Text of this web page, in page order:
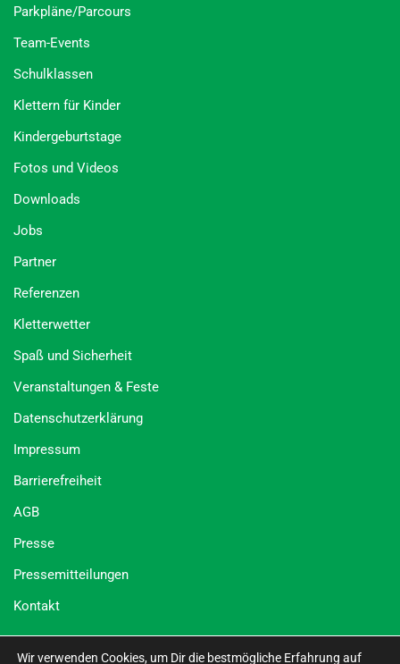
Parkpläne/Parcours
Team-Events
Schulklassen
Klettern für Kinder
Kindergeburtstage
Fotos und Videos
Downloads
Jobs
Partner
Referenzen
Kletterwetter
Spaß und Sicherheit
Veranstaltungen & Feste
Datenschutzerklärung
Impressum
Barrierefreiheit
AGB
Presse
Pressemitteilungen
Kontakt
Wir verwenden Cookies, um Dir die bestmögliche Erfahrung auf